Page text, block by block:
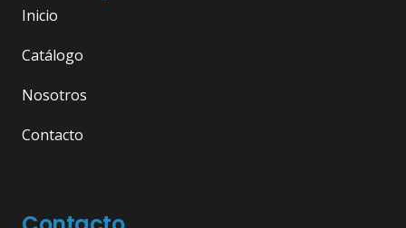
Inicio
Catálogo
Nosotros
Contacto